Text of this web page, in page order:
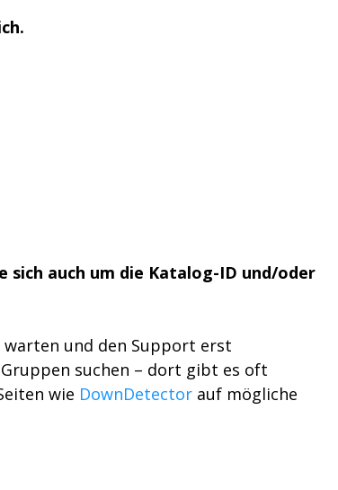
sich auch um die Katalog-ID und/oder
und den Support erst
suchen – dort gibt es oft
wie DownDetector auf mögliche